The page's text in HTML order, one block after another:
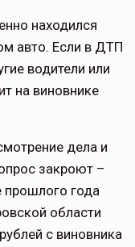
находился
авто. Если в ДТП
водители или
на виновнике
дела и
закроют –
прошлого года
области
с виновника